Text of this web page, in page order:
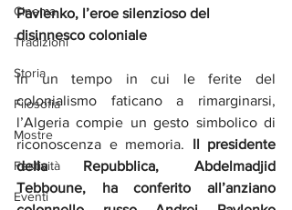
Cinema
Tradizioni
Storia
Filosofia
Mostre
Festività
Eventi
Pavlenko, l’eroe silenzioso del
disinnesco coloniale
In un tempo in cui le ferite del
colonialismo faticano a rimarginarsi,
l’Algeria compie un gesto simbolico di
riconoscenza e memoria. Il presidente
della Repubblica, Abdelmadjid
Tebboune, ha conferito all’anziano